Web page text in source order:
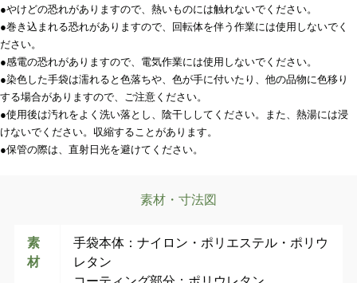
●やけどの恐れがありますので、熱いものには触れないでください。
●巻き込まれる恐れがありますので、回転体を伴う作業には使用しないでく
ださい。
●感電の恐れがありますので、電気作業には使用しないでください。
●染色した手袋は濡れると色落ちや、色が手に付いたり、他の品物に色移り
する場合がありますので、ご注意ください。
●使用後は汚れをよく洗い落とし、陰干ししてください。また、熱湯には浸
けないでください。収縮することがあります。
●保管の際は、直射日光を避けてください。
素材・寸法図
素
材
手袋本体：ナイロン・ポリエステル・ポリウ
レタン